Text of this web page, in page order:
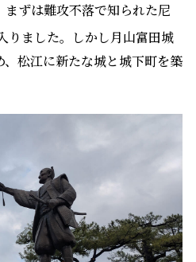
ずは難攻不落で知られた尼
りました。しかし月山富田城
松江に新たな城と城下町を築